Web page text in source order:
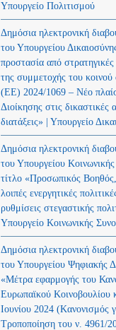
Υπουργείο Πολιτισμού
Δημόσια ηλεκτρονική
του Υπουργείου
προστασία από
της συμμετοχής του
(ΕΕ) 2024/1069 – Νέο
Διοίκησης στις δικαστικές
διατάξεις» | Υπουργείο
Δημόσια ηλεκτρονική
του Υπουργείου
τίτλο «Προσωπικός
λοιπές ενεργητικές
ρυθμίσεις στεγαστικής
Υπουργείο Κοινωνικής
Δημόσια ηλεκτρονική
του Υπουργείου Ψηφιακής
«Μέτρα εφαρμογής του
Ευρωπαϊκού Κοινοβουλίου
Ιουνίου 2024 (Kανονισμός
Τροποποίηση του ν. 4961/